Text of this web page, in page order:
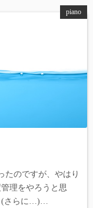
piano
たのですが、やはり
理をやろうと思
(さらに…)…